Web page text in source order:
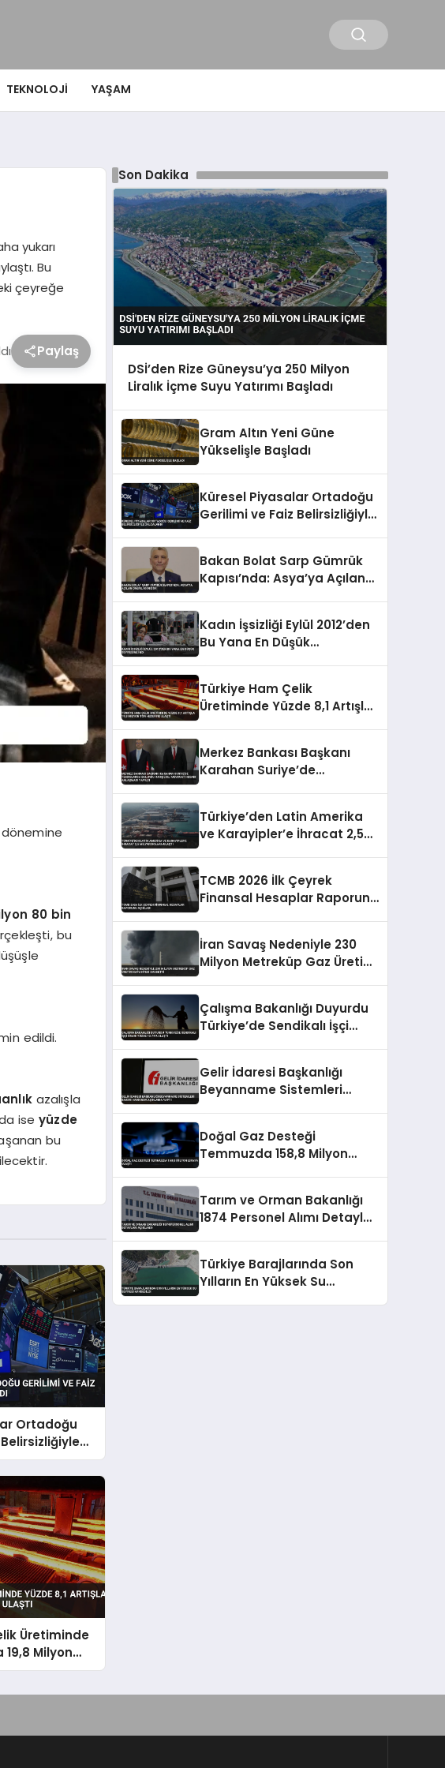
TEKNOLOJI YAŞAM
yukarı
Bu
çeyreğe
Paylaş
dönemine
80 bin
bu
edildi.
azalışla
iseyüzde
bu
Ortadoğu
Üretiminde
19,8 Milyon
Son Dakika
DSİ’den Rize Güneysu’ya 250 Milyon
Liralık İçme Suyu Yatırımı Başladı
Gram Altın Yeni Güne
Yükselişle Başladı
Küresel Piyasalar Ortadoğu
Gerilimi ve Faiz Belirsizliğiyle
Bakan Bolat Sarp Gümrük
Kapısı’nda: Asya’ya Açılan
Kadın İşsizliği Eylül 2012’den
Bu Yana En Düşük
Türkiye Ham Çelik
Üretiminde Yüzde 8,1 Artışla
Merkez Bankası Başkanı
Karahan Suriye’de
Anlaşması Yapıldı
Türkiye’den Latin Amerika
ve Karayipler’e İhracat 2,5
TCMB 2026 İlk Çeyrek
Finansal Hesaplar Raporunu
İran Savaş Nedeniyle 230
Milyon Metreküp Gaz Üretim
Çalışma Bakanlığı Duyurdu
Türkiye’de Sendikalı İşçi
Gelir İdaresi Başkanlığı
Beyanname Sistemleri
Doğal Gaz Desteği
Temmuzda 158,8 Milyon
Tarım ve Orman Bakanlığı
1874 Personel Alımı Detayları
Türkiye Barajlarında Son
Yılların En Yüksek Su